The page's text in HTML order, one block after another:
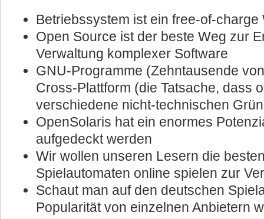
Betriebssystem ist ein free-of-charge
Open Source ist der beste Weg zur
Verwaltung komplexer Software
GNU-Programme (Zehntausende
Cross-Plattform (die Tatsache, dass
verschiedene nicht-technischen
OpenSolaris hat ein enormes
aufgedeckt werden
Wir wollen unseren Lesern die
Spielautomaten online spielen zur
Schaut man auf den deutschen
Popularität von einzelnen Anbietern